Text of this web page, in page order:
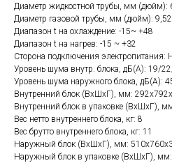
Диаметр жидкостной трубы, мм (дюйм):
Диаметр газовой трубы, мм (дюйм):
Диапазон t на охлаждение: -15~ +48
Диапазон t на нагрев: -15 ~ +32
Сторона подключения
Уровень шума внутр. блока, дБ(А): 19/
Уровень шума наружного блока, дБ(A):
Внутренний блок (ВхШхГ), мм:
Внутренний блок в упаковке (ВхШхГ),
Вес нетто внутреннего блока, кг: 8
Вес брутто внутреннего блока, кг: 11
Наружный блок (ВхШхГ), мм:
Наружный блок в упаковке (ВхШхГ),